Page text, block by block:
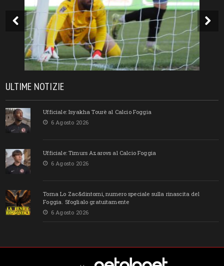
ULTIME NOTIZIE
Ufficiale: Isyakha Tourè al Calcio Foggia
6 Agosto 2026
Ufficiale: Timurs Azarovs al Calcio Foggia
6 Agosto 2026
Torna Lo Zac&dintorni, numero speciale sulla rinascita del
Foggia. Sfoglialo gratuitamente
6 Agosto 2026